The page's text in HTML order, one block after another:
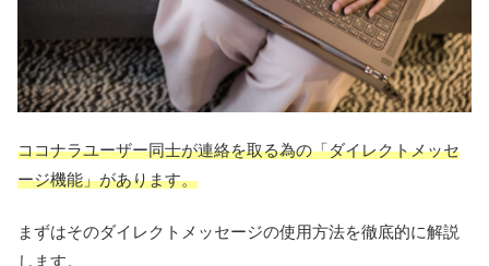
ココナラユーザー同士が連絡を取る為の「ダイレクトメッセ
ージ機能」があります。
まずはそのダイレクトメッセージの使用方法を徹底的に解説
します。